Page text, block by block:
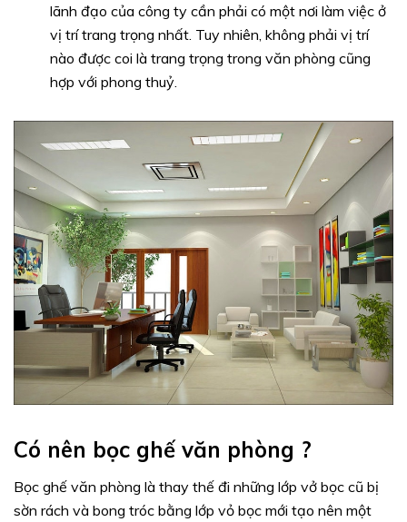
lãnh đạo của công ty cần phải có một nơi làm việc ở
vị trí trang trọng nhất. Tuy nhiên, không phải vị trí
nào được coi là trang trọng trong văn phòng cũng
hợp với phong thuỷ.
Có nên bọc ghế văn phòng ?
Bọc ghế văn phòng là thay thế đi những lớp vở bọc cũ bị
sờn rách và bong tróc bằng lớp vỏ bọc mới tạo nên một